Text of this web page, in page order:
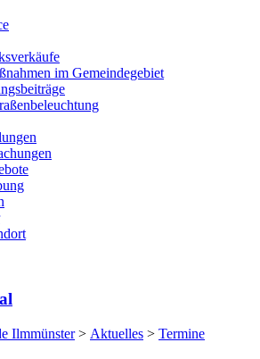
im Gemeindegebiet
Ilmmünster> Aktuelles > Termine